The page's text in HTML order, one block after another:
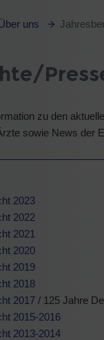
uns
zu den
sowie News der
2023
2022
2021
2020
2019
2018
2017/ 125 Jahre
2015-2016
2013-2014